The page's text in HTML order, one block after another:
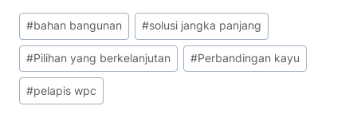
Posting
Tag:
#bahan bangunan #solusi jangka panjang
#Pilihan yang berkelanjutan #Perbandingan kayu
#pelapis wpc